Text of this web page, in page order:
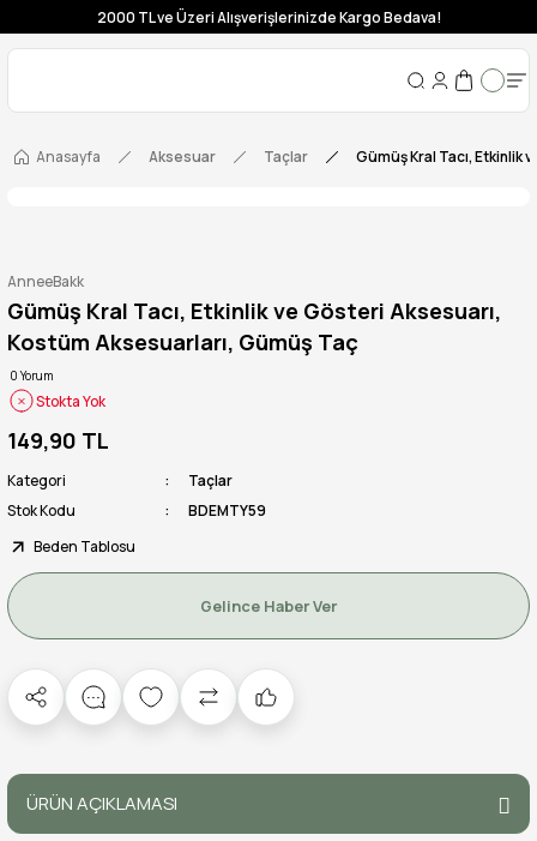
2000 TL ve Üzeri Alışverişlerinizde Kargo Bedava!
Anasayfa Aksesuar Taçlar Gümüş Kral Tacı, Etkinlik
AnneeBakk
Gümüş Kral Tacı, Etkinlik ve Gösteri Aksesuarı,
Kostüm Aksesuarları, Gümüş Taç
0 Yorum
Stokta Yok
149,90 TL
Kategori
Taçlar
Stok Kodu
BDEMTY59
Beden Tablosu
Gelince Haber Ver
ÜRÜN AÇIKLAMASI